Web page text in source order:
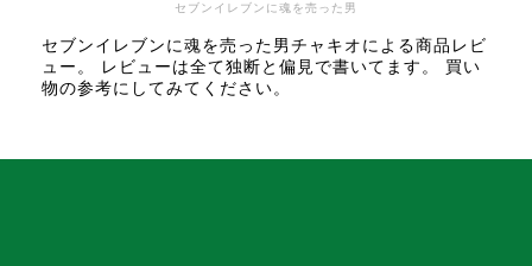
セブンイレブンに魂を売った男
セブンイレブンに魂を売った男チャキオによる商品レビ
ュー。 レビューは全て独断と偏見で書いてます。 買い
物の参考にしてみてください。